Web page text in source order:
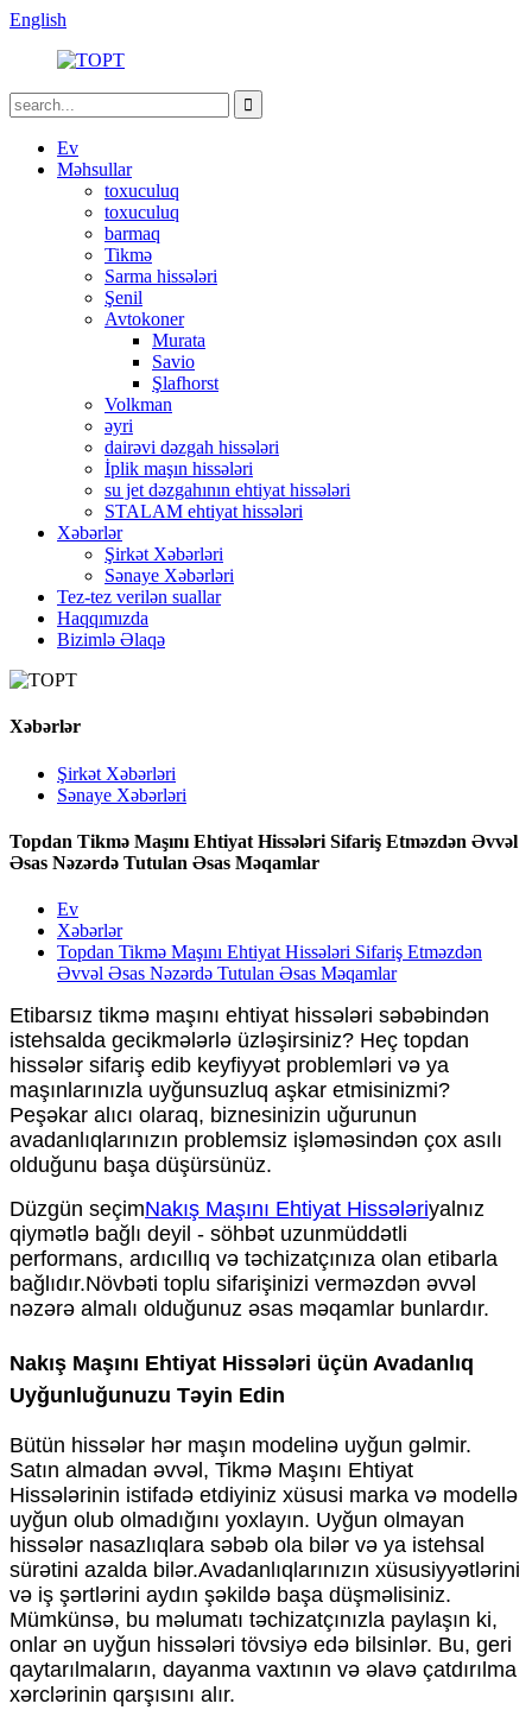
English
Ev
Məhsullar
toxuculuq
toxuculuq
barmaq
Tikmə
Sarma hissələri
Şenil
Avtokoner
Murata
Savio
Şlafhorst
Volkman
əyri
dairəvi dəzgah hissələri
İplik maşın hissələri
su jet dəzgahının ehtiyat hissələri
STALAM ehtiyat hissələri
Xəbərlər
Şirkət Xəbərləri
Sənaye Xəbərləri
Tez-tez verilən suallar
Haqqımızda
Bizimlə Əlaqə
Xəbərlər
Şirkət Xəbərləri
Sənaye Xəbərləri
Topdan Tikmə Maşını Ehtiyat Hissələri Sifariş Etməzdən Əvvəl
Əsas Nəzərdə Tutulan Əsas Məqamlar
Ev
Xəbərlər
Topdan Tikmə Maşını Ehtiyat Hissələri Sifariş Etməzdən
Əvvəl Əsas Nəzərdə Tutulan Əsas Məqamlar
Etibarsız tikmə maşını ehtiyat hissələri səbəbindən
istehsalda gecikmələrlə üzləşirsiniz? Heç topdan
hissələr sifariş edib keyfiyyət problemləri və ya
maşınlarınızla uyğunsuzluq aşkar etmisinizmi?
Peşəkar alıcı olaraq, biznesinizin uğurunun
avadanlıqlarınızın problemsiz işləməsindən çox asılı
olduğunu başa düşürsünüz.
Düzgün seçimNakış Maşını Ehtiyat Hissələriyalnız
qiymətlə bağlı deyil - söhbət uzunmüddətli
performans, ardıcıllıq və təchizatçınıza olan etibarla
bağlıdır.Növbəti toplu sifarişinizi verməzdən əvvəl
nəzərə almalı olduğunuz əsas məqamlar bunlardır.
Nakış Maşını Ehtiyat Hissələri üçün Avadanlıq
Uyğunluğunuzu Təyin Edin
Bütün hissələr hər maşın modelinə uyğun gəlmir.
Satın almadan əvvəl, Tikmə Maşını Ehtiyat
Hissələrinin istifadə etdiyiniz xüsusi marka və modellə
uyğun olub olmadığını yoxlayın. Uyğun olmayan
hissələr nasazlıqlara səbəb ola bilər və ya istehsal
sürətini azalda bilər.Avadanlıqlarınızın xüsusiyyətlərini
və iş şərtlərini aydın şəkildə başa düşməlisiniz.
Mümkünsə, bu məlumatı təchizatçınızla paylaşın ki,
onlar ən uyğun hissələri tövsiyə edə bilsinlər. Bu, geri
qaytarılmaların, dayanma vaxtının və əlavə çatdırılma
xərclərinin qarşısını alır.